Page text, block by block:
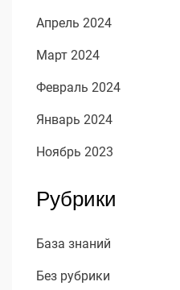
Апрель 2024
Март 2024
Февраль 2024
Январь 2024
Ноябрь 2023
Рубрики
База знаний
Без рубрики